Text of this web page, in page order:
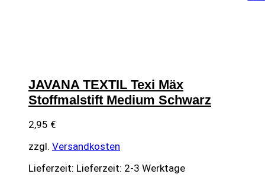
JAVANA TEXTIL Texi Mäx
Stoffmalstift Medium Schwarz
2,95 €
zzgl. Versandkosten
Lieferzeit: Lieferzeit: 2-3 Werktage